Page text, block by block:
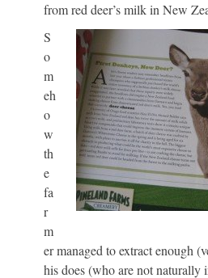
from red deer’s milk in New
S
o
m
eh
o
w
th
e
fa
r
m
er managed to extract enough
his does (who are not naturally